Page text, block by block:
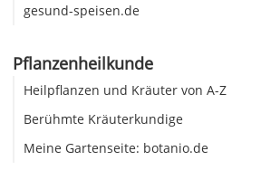
gesund-speisen.de
Pflanzenheilkunde
Heilpflanzen und Kräuter von A-Z
Berühmte Kräuterkundige
Meine Gartenseite: botanio.de